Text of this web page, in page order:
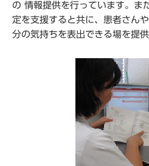
の 情報提供を行っています。ま
定を支援すると共に、患者さん
分の気持ちを表出できる場を提